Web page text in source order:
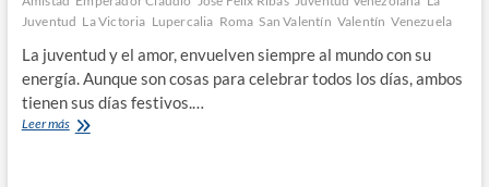
Juventud La Victoria Lupercalia Roma San Valentín Valentín Venezuela
La juventud y el amor, envuelven siempre al mundo con su
energía. Aunque son cosas para celebrar todos los días, ambos
tienen sus días festivos.…
Leer másSan